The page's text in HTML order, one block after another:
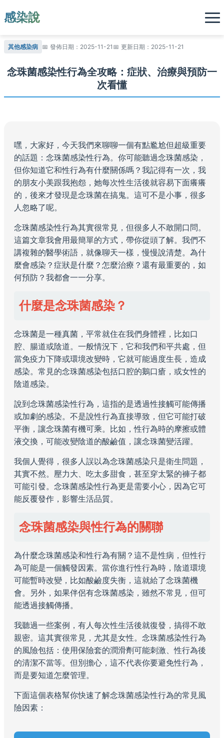
感染說
其他感染病 發佈日期：2025-11-21 更新日期：2025-11-21
念珠菌感染性行為全攻略：症狀、治療與預防一
次看懂
嘿，大家好，今天我們來聊聊一個有點尷尬但超級重要
的話題：念珠菌感染性行為。你可能聽過念珠菌感染，
但你知道它和性行為有什麼關係嗎？我記得有一次，我
的朋友小美跟我抱怨，她每次性生活後就容易下面癢癢
的，後來才發現是念珠菌在搞鬼。這可不是小事，很多
人忽略了呢。
念珠菌感染性行為其實很常見，但很多人不敢開口問。
這篇文章我會用最簡單的方式，帶你從頭了解。我們不
講複雜的醫學術語，就像聊天一樣，慢慢說清楚。為什
麼會感染？症狀是什麼？怎麼治療？還有最重要的，如
何預防？我都會一一分享。
什麼是念珠菌感染？
念珠菌是一種真菌，平常就住在我們身體裡，比如口
腔、腸道或陰道。一般情況下，它和我們和平共處，但
當免疫力下降或環境改變時，它就可能過度生長，造成
感染。常見的念珠菌感染包括口腔的鵝口瘡，或女性的
陰道感染。
說到念珠菌感染性行為，這指的是透過性接觸可能傳播
或加劇的感染。不是說性行為直接導致，但它可能打破
平衡，讓念珠菌有機可乘。比如，性行為時的摩擦或體
液交換，可能改變陰道的酸鹼值，讓念珠菌變活躍。
我個人覺得，很多人誤以為念珠菌感染只是衛生問題，
其實不然。壓力大、吃太多甜食，甚至穿太緊的褲子都
可能引發。念珠菌感染性行為更是需要小心，因為它可
能反覆發作，影響生活品質。
念珠菌感染與性行為的關聯
為什麼念珠菌感染和性行為有關？這不是性病，但性行
為可能是一個觸發因素。當你進行性行為時，陰道環境
可能暫時改變，比如酸鹼度失衡，這就給了念珠菌機
會。另外，如果伴侶有念珠菌感染，雖然不常見，但可
能透過接觸傳播。
我聽過一些案例，有人每次性生活後就復發，搞得不敢
親密。這其實很常見，尤其是女性。念珠菌感染性行為
的風險包括：使用保險套的潤滑劑可能刺激、性行為後
的清潔不當等。但別擔心，這不代表你要避免性行為，
而是要知道怎麼管理。
下面這個表格幫你快速了解念珠菌感染性行為的常見風
險因素：